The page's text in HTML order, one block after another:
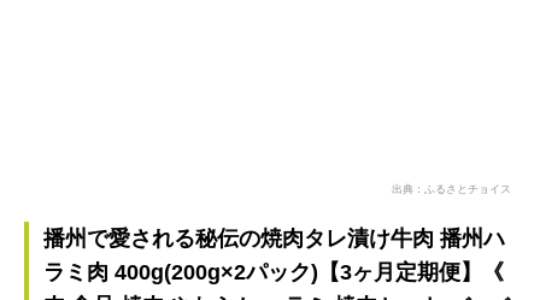
出典：ふるさとチョイス
播州で愛される秘伝の焼肉タレ漬け牛肉 播州ハ
ラミ肉 400g(200g×2パック)【3ヶ月定期便】《